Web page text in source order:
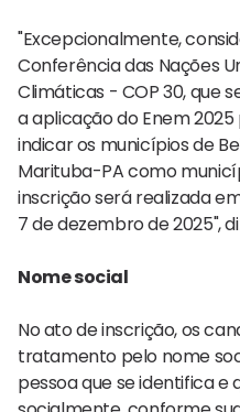
"Excepcionalmente,
Conferência das Nações
Climáticas - COP 30, que
a aplicação do Enem
indicar os municípios de
Marituba-PA como
inscrição será realizada
7 de dezembro de 2025",
Nome social
No ato de inscrição, os
tratamento pelo nome
pessoa que se identifica